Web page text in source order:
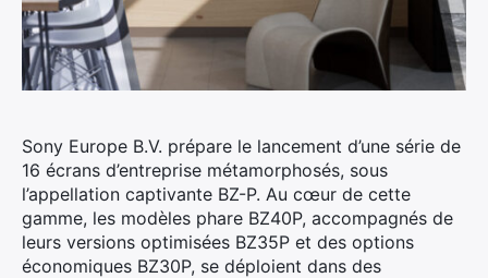
Sony Europe B.V. prépare le lancement d’une série de
16 écrans d’entreprise métamorphosés, sous
l’appellation captivante BZ-P. Au cœur de cette
gamme, les modèles phare BZ40P, accompagnés de
leurs versions optimisées BZ35P et des options
économiques BZ30P, se déploient dans des